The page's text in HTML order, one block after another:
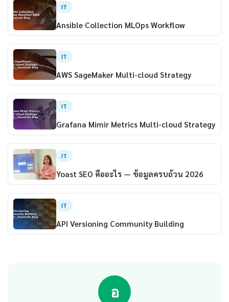
IT
Ansible Collection MLOps Workflow
IT
AWS SageMaker Multi-cloud Strategy
IT
Grafana Mimir Metrics Multi-cloud Strategy
IT
Yoast SEO คืออะไร — ข้อมูลครบถ้วน 2026
IT
API Versioning Community Building
อ